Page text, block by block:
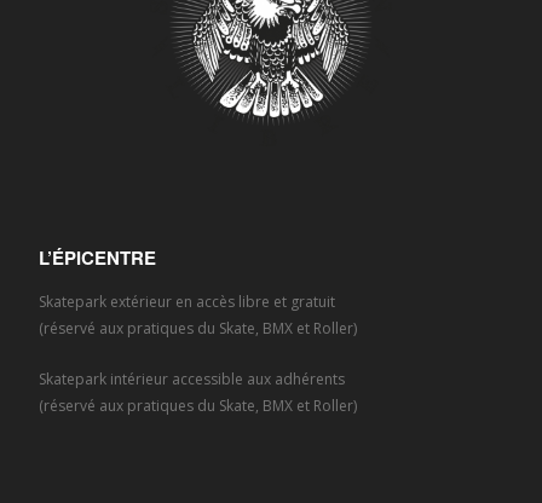
L’ÉPICENTRE
Skatepark extérieur en accès libre et gratuit
(réservé aux pratiques du Skate, BMX et Roller)
Skatepark intérieur accessible aux adhérents
(réservé aux pratiques du Skate, BMX et Roller)